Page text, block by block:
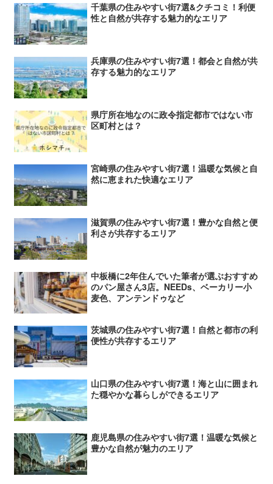
千葉県の住みやすい街7選&クチコミ！利便
性と自然が共存する魅力的なエリア
兵庫県の住みやすい街7選！都会と自然が共
存する魅力的なエリア
県庁所在地なのに政令指定都市ではない市
区町村とは？
宮崎県の住みやすい街7選！温暖な気候と自
然に恵まれた快適なエリア
滋賀県の住みやすい街7選！豊かな自然と便
利さが共存するエリア
中板橋に2年住んでいた筆者が選ぶおすすめ
のパン屋さん3店。NEEDs、ベーカリー小
麦色、アンテンドゥなど
茨城県の住みやすい街7選！自然と都市の利
便性が共存するエリア
山口県の住みやすい街7選！海と山に囲まれ
た穏やかな暮らしができるエリア
鹿児島県の住みやすい街7選！温暖な気候と
豊かな自然が魅力のエリア